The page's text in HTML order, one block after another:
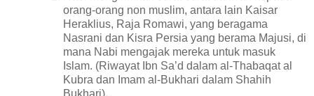
orang-orang non muslim, antara lain Kaisar
Heraklius, Raja Romawi, yang beragama
Nasrani dan Kisra Persia yang berama Majusi, di
mana Nabi mengajak mereka untuk masuk
Islam. (Riwayat Ibn Sa’d dalam al-Thabaqat al
Kubra dan Imam al-Bukhari dalam Shahih